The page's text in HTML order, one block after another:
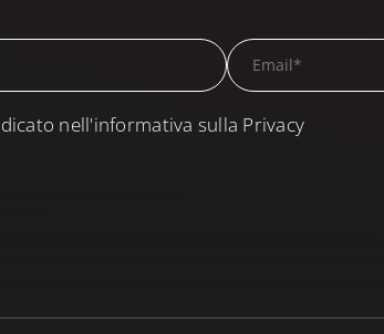
nell'informativa sulla Privacy